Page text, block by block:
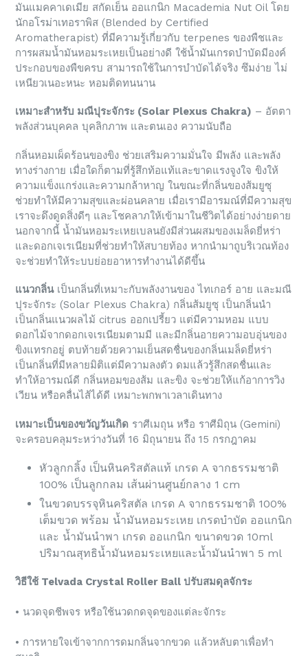
มันแมคคาเดเมีย สกัดเย็น ออแกนิก Macademia Nut Oil โดย
นักอโรม่าเทอราพิส (Blended by Certified
Aromatherapist) ที่มีความรู้เกี่ยวกับ terpenes ของพืชและ
การผสมน้ำมันหอมระเหยเป็นอย่างดี ใช้น้ำมันเกรดบำบัดมีองค์
ประกอบของพืขครบ สามารถใช้ในการบำบัดได้จริง ซึมง่าย ไม่
เหนียวเนอะหนะ หอมติดทนนาน
เหมาะสำหรับ มณีปุระจักระ (Solar Plexus Chakra) – อัตตา
พลังส่วนบุคคล บุคลิกภาพ และตนเอง ความนับถือ
กลิ่นหอมเผ็ดร้อนของขิง ช่วยเสริมความมั่นใจ มีพลัง และพลัง
ทางร่างกาย เมื่อใดก็ตามที่รู้สึกท้อแท้และขาดแรงจูงใจ ขิงให้
ความแข็งแกร่งและความกล้าหาญ ในขณะที่กลิ่นของส้มยูซุ
ช่วยทำให้มีความสุขและผ่อนคลาย เมื่อเรามีอารมณ์ที่มีความสุข
เราจะดึงดูดสิ่งดีๆ และโชคลาภให้เข้ามาในชีวิตได้อย่างง่ายดาย
นอกจากนี้ น้ำมันหอมระเหยเบลนยังมีส่วนผสมของเมล็ดยี่หร่า
และดอกเจเรเนียมที่ช่วยทำให้สบายท้อง หากนำมาถูบริเวณท้อง
จะช่วยทำให้ระบบย่อยอาหารทำงานได้ดีขึ้น
แนวกลิ่นเป็นกลิ่นที่เหมาะกับพลังงานของ ไทเกอร์ อาย และมณี
ปุระจักระ (Solar Plexus Chakra) กลิ่นส้มยูซุ เป็นกลิ่นนำ
เป็นกลิ่นแนวผลไม้ citrus ออกเปรี้ยว แต่มีความหอม แบบ
ดอกไม้จากดอกเจเรเนียมตามมี และมีกลิ่นอายความอบอุ่นของ
ขิงแทรกอยู่ ตบท้ายด้วยความเย็นสดชื่นของกลิ่นเมล็ดยี่หร่า
เป็นกลิ่นที่มีหลายมิติแต่มีความลงตัว ดมแล้วรู้สึกสดชื่นและ
ทำให้อารมณ์ดี กลิ่นหอมของส้ม และขิง จะช่วยให้แก้อาการวิง
เวียน หรือคลื่นไส้ได้ดี เหมาะพกพาเวลาเดินทาง
เหมาะเป็นของขวัญวันเกิด ราศีเมถุน หรือ ราศีมิถุน (Gemini)
จะครอบคลุมระหว่างวันที่ 16 มิถุนายน ถึง 15 กรกฎาคม
หัวลูกกลิ้ง เป็นหินคริสตัลแท้ เกรด A จากธรรมชาติ
100% เป็นลูกกลม เส้นผ่านศูนย์กลาง 1 cm
ในขวดบรรจุหินคริสตัล เกรด A จากธรรมชาติ 100%
เต็มขวด พร้อม น้ำมันหอมระเหย เกรดบำบัด ออแกนิก
และ น้ำมันนำพา เกรด ออแกนิก ขนาดขวด 10ml
ปริมาณสุทธิน้ำมันหอมระเหยและน้ำมันนำพา 5 ml
วิธีใช้ Telvada Crystal Roller Ball ปรับสมดุลจักระ
• นวดจุดชีพจร หรือใช้นวดกดจุดของแต่ละจักระ
• การหายใจเข้าจากการดมกลิ่นจากขวด แล้วหลับตาเพื่อทำ